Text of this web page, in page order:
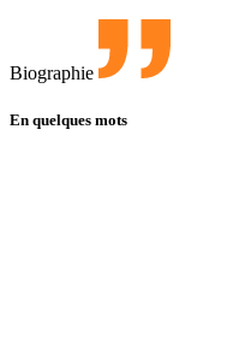
Biographie
En quelques mots